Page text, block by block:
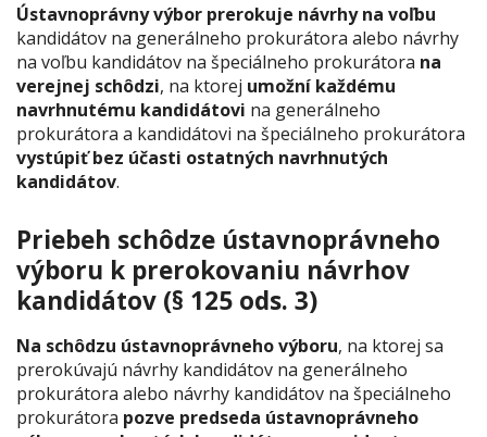
Ústavnoprávny výbor prerokuje návrhy na voľbu
kandidátov na generálneho prokurátora alebo návrhy
na voľbu kandidátov na špeciálneho prokurátora na
verejnej schôdzi, na ktorej umožní každému
navrhnutému kandidátovi na generálneho
prokurátora a kandidátovi na špeciálneho prokurátora
vystúpiť bez účasti ostatných navrhnutých
kandidátov.
Priebeh schôdze ústavnoprávneho
výboru k prerokovaniu návrhov
kandidátov (§ 125 ods. 3)
Na schôdzu ústavnoprávneho výboru, na ktorej sa
prerokúvajú návrhy kandidátov na generálneho
prokurátora alebo návrhy kandidátov na špeciálneho
prokurátora pozve predseda ústavnoprávneho